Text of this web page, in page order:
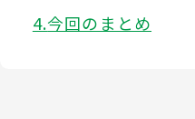
今回のまとめ